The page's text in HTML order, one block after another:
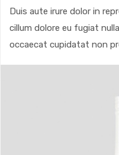
Duis aute irure dolor in
cillum dolore eu fugiat
occaecat cupidatat non